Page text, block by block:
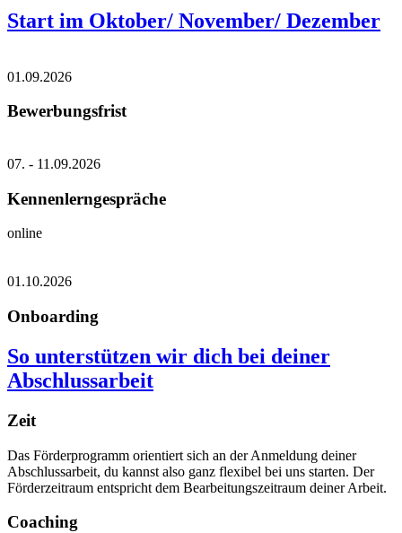
Start im Oktober/ November/ Dezember
01.09.2026
Bewerbungsfrist
07. - 11.09.2026
Kennenlerngespräche
online
01.10.2026
Onboarding
So unterstützen wir dich bei deiner
Abschlussarbeit
Zeit
Das Förderprogramm orientiert sich an der Anmeldung deiner
Abschlussarbeit, du kannst also ganz flexibel bei uns starten. Der
Förderzeitraum entspricht dem Bearbeitungszeitraum deiner Arbeit.
Coaching